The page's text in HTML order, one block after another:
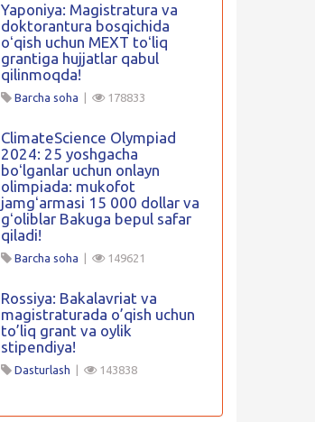
Yaponiya: Magistratura va
doktorantura bosqichida
oʻqish uchun MEXT toʻliq
grantiga hujjatlar qabul
qilinmoqda!
Barcha soha 178833
ClimateScience Olympiad
2024: 25 yoshgacha
boʻlganlar uchun onlayn
olimpiada: mukofot
jamgʻarmasi 15 000 dollar va
gʻoliblar Bakuga bepul safar
qiladi!
Barcha soha 149621
Rossiya: Bakalavriat va
magistraturada o’qish uchun
to’liq grant va oylik
stipendiya!
Dasturlash 143838